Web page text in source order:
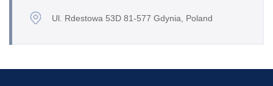
Ul. Rdestowa 53D 81-577 Gdynia, Poland